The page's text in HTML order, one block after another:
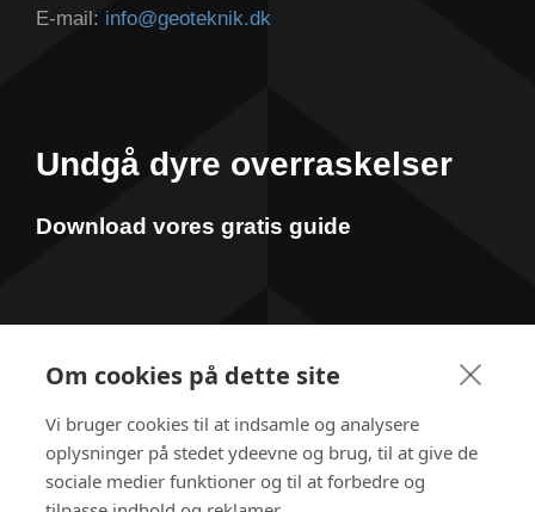
E-mail: info@geoteknik.dk
Undgå dyre overraskelser
Download vores gratis guide
Om cookies på dette site
Vi bruger cookies til at indsamle og analysere
oplysninger på stedet ydeevne og brug, til at give de
sociale medier funktioner og til at forbedre og